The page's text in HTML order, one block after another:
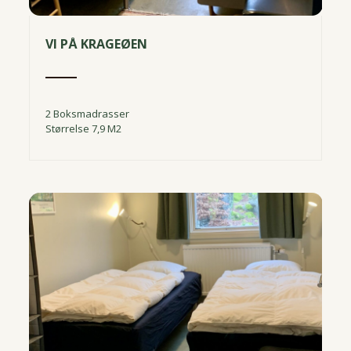
VI PÅ KRAGEØEN
2 Boksmadrasser
Størrelse 7,9 M2